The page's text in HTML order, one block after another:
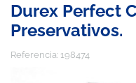
Durex Perfect
Preservativos.
Referencia: 198474